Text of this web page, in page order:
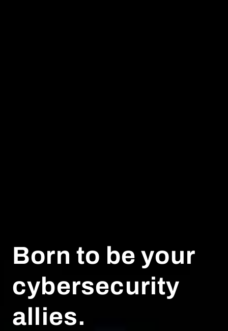
Born to be your
cybersecurity
allies.